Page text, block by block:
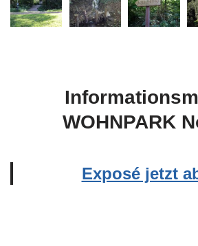
WOHNPARK
Exposé jetzt